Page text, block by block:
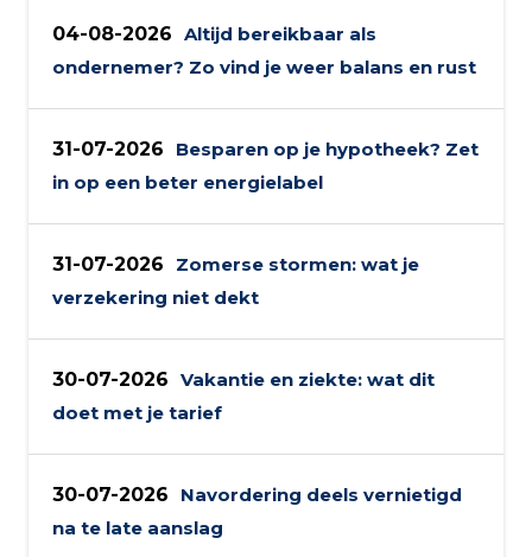
04-08-2026 Altijd bereikbaar als
ondernemer? Zo vind je weer balans en rust
31-07-2026
Besparen op je hypotheek? Zet
in op een beter energielabel
31-07-2026
Zomerse stormen: wat je
verzekering niet dekt
30-07-2026 Vakantie en ziekte: wat dit
doet met je tarief
30-07-2026
Navordering deels vernietigd
na te late aanslag